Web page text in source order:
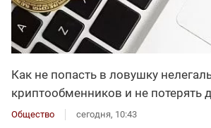
Как не попасть в ловушку
криптообменников и не потерять
Общество сегодня, 10:43